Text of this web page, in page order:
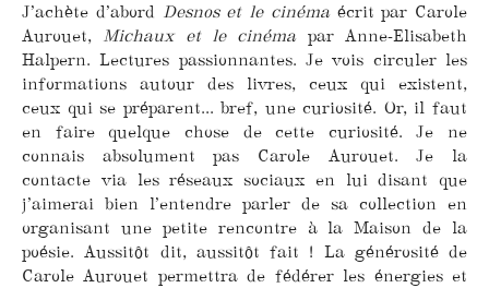
J’achète d’abord Desnos et le cinémaécrit par Carole
Aurouet, Michaux et le cinémapar Anne-Elisabeth
Halpern. Lectures passionnantes. Je vois circuler les
informations autour des livres, ceux qui existent,
ceux qui se préparent... bref, une curiosité. Or, il faut
en faire quelque chose de cette curiosité. Je ne
connais absolument pas Carole Aurouet. Je la
contacte via les réseaux sociaux en lui disant que
j’aimerai bien l’entendre parler de sa collection en
organisant une petite rencontre à la Maison de la
poésie. Aussitôt dit, aussitôt fait ! La générosité de
Carole Aurouet permettra de fédérer les énergies et